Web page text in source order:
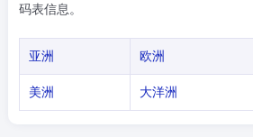
码表信息。
亚洲 欧洲
美洲 大洋洲